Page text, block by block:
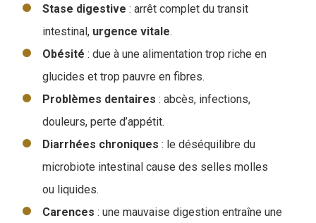
Stase digestive : arrêt complet du transit
intestinal, urgence vitale.
Obésité : due à une alimentation trop riche en
glucides et trop pauvre en fibres.
Problèmes dentaires : abcès, infections,
douleurs, perte d’appétit.
Diarrhées chroniques : le déséquilibre du
microbiote intestinal cause des selles molles
ou liquides.
Carences : une mauvaise digestion entraîne une